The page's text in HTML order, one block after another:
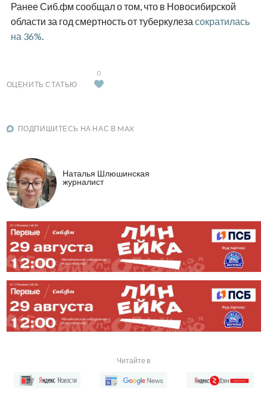
Ранее Сиб.фм сообщал о том, что в Новосибирской
области за год смертность от туберкулеза сократилась
на 36%.
ОЦЕНИТЬ СТАТЬЮ
0
ПОДПИШИТЕСЬ НА НАС В MAX
Наталья Шлюшинская
журналист
Читайте в